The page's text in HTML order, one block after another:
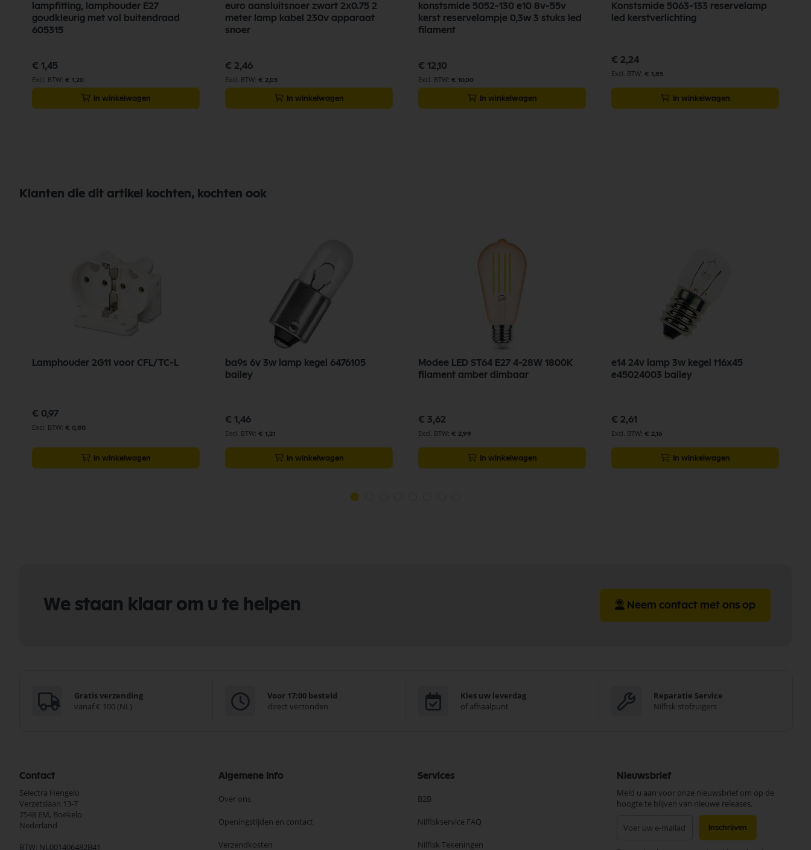
lampfitting, lamphouder E27
goudkleurig met vol buitendraad
605315
€ 1,45
€ 1,20
In winkelwagen
euro aansluitsnoer zwart 2x0.75 2
meter lamp kabel 230v apparaat
snoer
€ 2,46
€ 2,03
In winkelwagen
konstsmide 5052-130 e10 8v-55v
kerst reservelampje 0,3w 3 stuks led
filament
€ 12,10
€ 10,00
In winkelwagen
Konstsmide 5063-133 reservelamp
led kerstverlichting
€ 2,24
€ 1,85
In winkelwagen
Klanten die dit artikel kochten, kochten ook
Lamphouder 2G11 voor CFL/TC-L
€ 0,97
€ 0,80
In winkelwagen
ba9s 6v 3w lamp kegel 6476105
bailey
€ 1,46
€ 1,21
In winkelwagen
Modee LED ST64 E27 4-28W 1800K
filament amber dimbaar
€ 3,62
€ 2,99
In winkelwagen
e14 24v lamp 3w kegel t16x45
e45024003 bailey
€ 2,61
€ 2,16
In winkelwagen
We staan klaar om u te helpen Neem contact met ons op
Gratis verzending
vanaf € 100 (NL)
Voor 17:00 besteld
direct verzonden
Kies uw leverdag
of afhaalpunt
Reparatie Service
Nilfisk stofzuigers
Contact
Selectra Hengelo
Verzetslaan 13-7
7548 EM, Boekelo
Nederland
BTW: NL001406482B41
Algemene Info
Over ons
Openingstijden en contact
Verzendkosten
Services
B2B
Nilfiskservice FAQ
Nilfisk Tekeningen
Nieuwsbrief
Meld u aan voor onze nieuwsbrief om op de
hoogte te blijven van nieuwe releases.
Inschrijven